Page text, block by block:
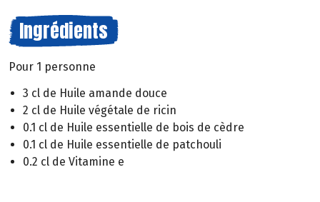
Ingrédients
Pour 1 personne
3 cl de Huile amande douce
2 cl de Huile végétale de ricin
0.1 cl de Huile essentielle de bois de cèdre
0.1 cl de Huile essentielle de patchouli
0.2 cl de Vitamine e